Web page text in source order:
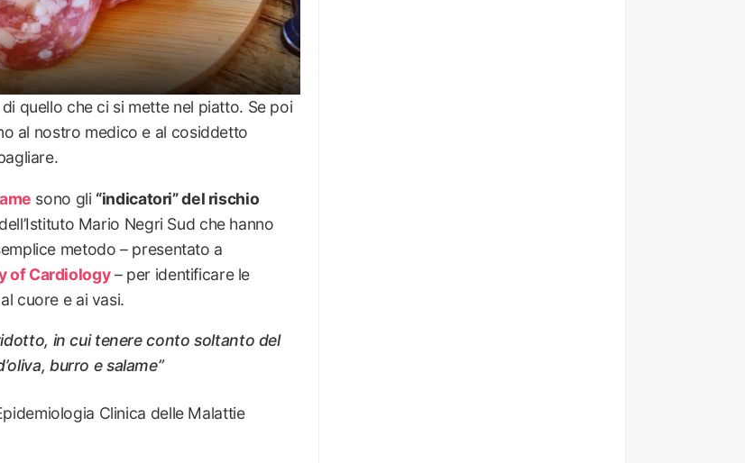
quello che ci si mette nel piatto. Se poi
al nostro medico e al cosiddetto
sono gli “indicatori” del rischio
Mario Negri Sud che hanno
metodo – presentato a
of Cardiology– per identificare le
cuore e ai vasi.
in cui tenere conto soltanto del
burro e salame”
Clinica delle Malattie